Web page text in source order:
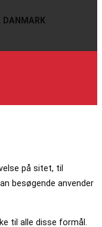
DANMARK
på sitet, til
besøgende anvender
til alle disse formål.